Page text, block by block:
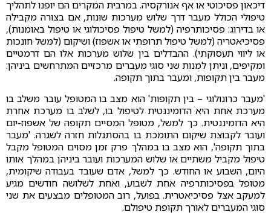
דיכאון פסיכוטי או אף אנורקסיה. במרבית המקרים הם יופנו לתהליך
טיפולי הכולל מעבר דרך שלוש מערכות שונות, אם בצורה מקבילה
או בדירוג: פסיכותרפיה (למשל טיפול פסיכולוגי או טיפול באומנות),
פסיכיאטריה (למשל טיפול תרופתי או אשפוז) ושיקום (למשל חונכות
או ליווי תעסוקתי). ההבדלים בין שלוש מערכות אלו הם דרמטיים
ומקיפים, וניתן למנות שני סוגי מעברים מרכזיים המתרחשים ביניהן:
מעבר בין תקופות, ומעבר בתוך תקופה.
'מעבר כרונולוגי – בין תקופות' הוא מצב בו המטופל עובר משלב בו
מערכת אחת היא הדומיננטית לטיפול בו, לשלב בו מערכת אחרת
היא הדומיננטית. כך למשל, מטופל המסיים תקופה של אשפוז-יום
ועובר לקבוצת שיקום התומכת בו בהסתגלות חזרה לשגרה. 'מעבר
בתוך תקופה', הוא מצב בו במהלך פרק זמן מסוים המטופל מקבל
טיפול מקביל משתיים או שלוש המערכות ועובר ביניהן במהלך אותו
היום, השבוע או החודש. כך למשל, אדם שעובד בעבודה שיקומית,
מטופל בפסיכותרפיה אחת לשבוע, ואחת לשלושה חודשים מגיע
למעקב אצל פסיכיאטרית. בפועל, רוב המטופלים מבצעים את שני
סוגי המעברים לאורך תקופת טיפולם.